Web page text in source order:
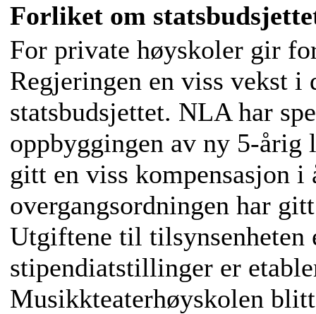
Forliket om
For private høyskoler gir
Regjeringen en viss vekst i
statsbudsjettet. NLA har
oppbyggingen av ny 5-årig
gitt en viss kompensasjon
overgangsordningen har
Utgiftene til tilsynsenheten
stipendiatstillinger er
Musikkteaterhøyskolen